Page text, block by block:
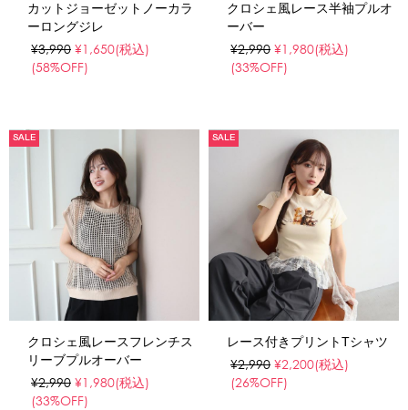
カットジョーゼットノーカラ
ーロングジレ
¥3,990 ¥1,650(税込)
(58%OFF)
クロシェ風レース半袖プルオ
ーバー
¥2,990 ¥1,980(税込)
(33%OFF)
SALE
クロシェ風レースフレンチス
リーブプルオーバー
¥2,990 ¥1,980(税込)
(33%OFF)
SALE
レース付きプリントTシャツ
¥2,990 ¥2,200(税込)
(26%OFF)